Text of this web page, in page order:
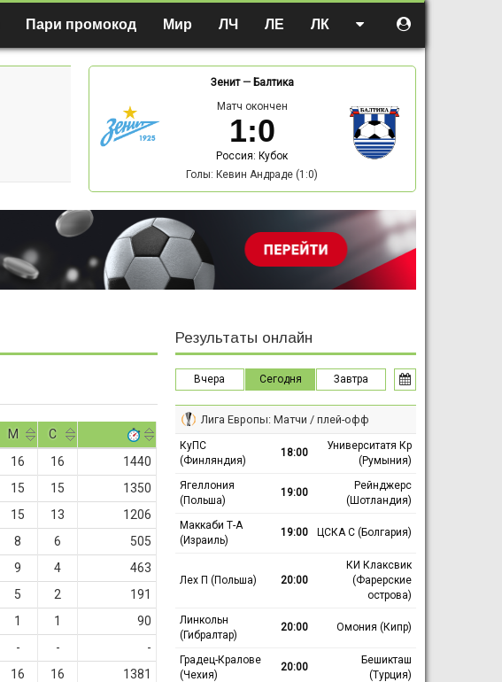
Пари промокод Мир ЛЧ ЛЕ ЛК
Зенит— Балтика
Матч окончен
1:0
Россия: Кубок
Голы: Кевин Андраде (1:0)
M
С
16 16
1440
15 15
1350
15 13
1206
8 6
505
9 4
463
5 2
191
1 1
90
- -
-
16 16
1381
Результаты онлайн
Вчера Сегодня Завтра
Лига Европы: Матчи / плей-офф
КуПС
(Финляндия)
18:00
Университатя Кр
(Румыния)
Ягеллония
(Польша)
19:00
Рейнджерс
(Шотландия)
Маккаби Т-А
(Израиль)
19:00 ЦСКА С (Болгария)
Лех П (Польша) 20:00
КИ Клаксвик
(Фарерские
острова)
Линкольн
(Гибралтар)
20:00 Омония (Кипр)
Градец-Кралове
(Чехия)
20:00
Бешикташ
(Турция)